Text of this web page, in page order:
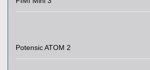
Potensic ATOM 2